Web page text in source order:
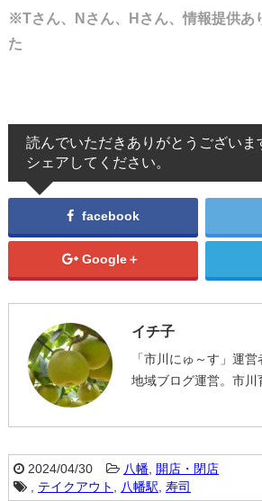
※Tさん、Nさん、Hさん、情報提供あ
た
読んでいただきありがとうございま
シェアしてください。
facebook
Google＋
イチ子
「市川にゅ～す」運
地域ブログ運営。市川
2024/04/30 八幡, 開店・閉店
, テイクアウト 八幡駅 寿司